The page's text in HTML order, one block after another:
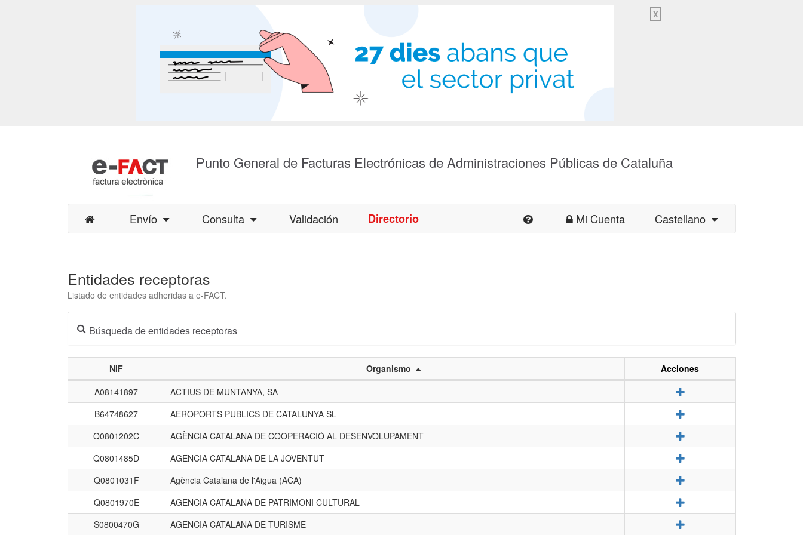
X
Punto General de Facturas Electrónicas de Administraciones Públicas de Cataluña
Envío Consulta Validación Directorio Mi Cuenta Castellano
Entidades receptoras
Listado de entidades adheridas a e-FACT.
Búsqueda de entidades receptoras
entidades
receptoras.
NIF Organismo
Acciones
A08141897
ACTIUS DE MUNTANYA, SA
B64748627
AEROPORTS PUBLICS DE CATALUNYA SL
Q0801202C
AGÈNCIA CATALANA DE COOPERACIÓ AL DESENVOLUPAMENT
Q0801485D
AGENCIA CATALANA DE LA JOVENTUT
Q0801031F
Agència Catalana de l'Aigua (ACA)
Q0801970E
AGENCIA CATALANA DE PATRIMONI CULTURAL
S0800470G
AGENCIA CATALANA DE TURISME